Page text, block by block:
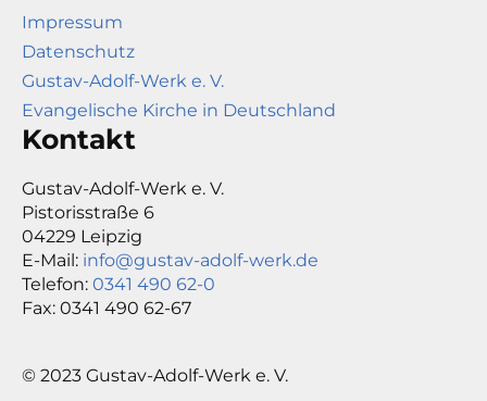
Impressum
Datenschutz
Gustav-Adolf-Werk e. V.
Evangelische Kirche in Deutschland
Kontakt
Gustav-Adolf-Werk e. V.
Pistorisstraße 6
04229 Leipzig
E-Mail: info@gustav-adolf-werk.de
Telefon: 0341 490 62-0
Fax: 0341 490 62-67
© 2023 Gustav-Adolf-Werk e. V.